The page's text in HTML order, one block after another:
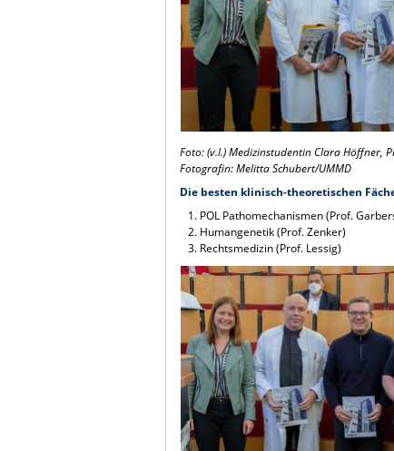
Foto: (v.l.)MedizinstudentinClara Höffner,
Fotografin: Melitta Schubert/UMMD
Die besten klinisch-theoretischen
POL Pathomechanismen (Prof.
Humangenetik (Prof. Zenker)
Rechtsmedizin (Prof. Lessig)